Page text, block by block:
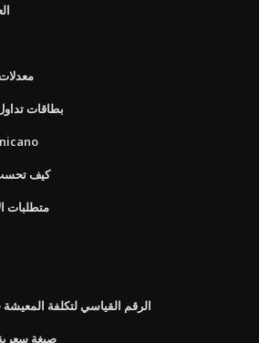
بطاقات
كيف تحسب
متطلبات
الرقم القياسي لتكلفة
صيغة